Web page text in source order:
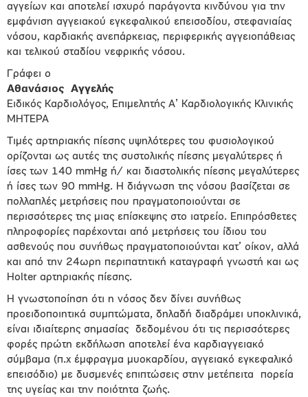
αγγείων και αποτελεί ισχυρό παράγοντα κινδύνου για την
εμφάνιση αγγειακού εγκεφαλικού επεισοδίου, στεφανιαίας
νόσου, καρδιακής ανεπάρκειας, περιφερικής αγγειοπάθειας
και τελικού σταδίου νεφρικής νόσου.
Γράφει ο
Αθανάσιος Αγγελής
Ειδικός Καρδιολόγος, Επιμελητής Α’ Καρδιολογικής Κλινικής
ΜΗΤΕΡΑ
Τιμές αρτηριακής πίεσης υψηλότερες του φυσιολογικού
ορίζονται ως αυτές της συστολικής πίεσης μεγαλύτερες ή
ίσες των 140 mmHg ή/ και διαστολικής πίεσης μεγαλύτερες
ή ίσες των 90 mmHg. Η διάγνωση της νόσου βασίζεται σε
πολλαπλές μετρήσεις που πραγματοποιούνται σε
περισσότερες της μιας επίσκεψης στο ιατρείο. Επιπρόσθετες
πληροφορίες παρέχονται από μετρήσεις του ίδιου του
ασθενούς που συνήθως πραγματοποιούνται κατ’ οίκον, αλλά
και από την 24ωρη περιπατητική καταγραφή γνωστή και ως
Holter αρτηριακής πίεσης.
Η γνωστοποίηση ότι η νόσος δεν δίνει συνήθως
προειδοποιητικά συμπτώματα, δηλαδή διαδράμει υποκλινικά,
είναι ιδιαίτερης σημασίας δεδομένου ότι τις περισσότερες
φορές πρώτη εκδήλωση αποτελεί ένα καρδιαγγειακό
σύμβαμα (π.χ έμφραγμα μυοκαρδίου, αγγειακό εγκεφαλικό
επεισόδιο) με δυσμενές επιπτώσεις στην μετέπειτα πορεία
της υγείας και την ποιότητα ζωής.